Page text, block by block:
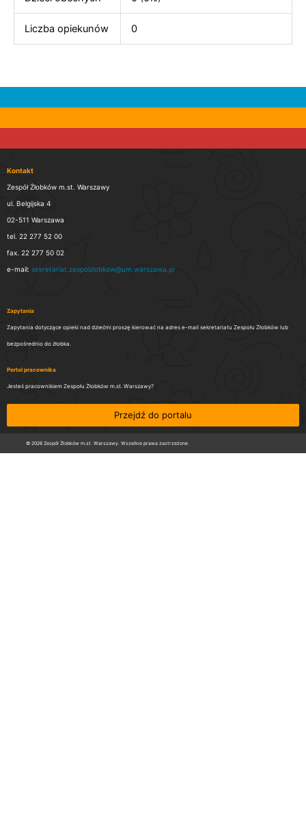
Liczba opiekunów 0
Kontakt
Zespół Żłobków m.st. Warszawy
ul. Belgijska 4
02-511 Warszawa
tel. 22 277 52 00
fax. 22 277 50 02
e-mail: sekretariat.zespolzlobkow@um.warszawa.pl
Zapytania
Zapytania dotyczące opieki nad dziećmi proszę kierować na adres e-mail sekretariatu Zespołu Żłobków lub
bezpośrednio do żłobka.
Portal pracownika
Jesteś pracownikiem Zespołu Żłobków m.st. Warszawy?
Przejdź do portalu
© 2026 Zespół Żłobków m.st. Warszawy. Wszelkie prawa zastrzeżone